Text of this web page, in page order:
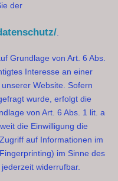
der
Grundlage von Art. 6 Abs.
Interesse an einer
Website. Sofern
wurde, erfolgt die
von Art. 6 Abs. 1 lit. a
die Einwilligung die
auf Informationen im
im Sinne des
widerrufbar.